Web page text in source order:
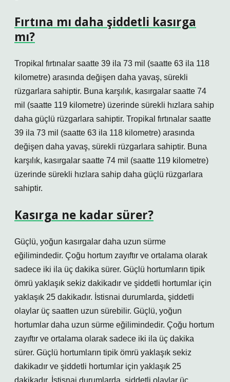
Fırtına mı daha şiddetli kasırga
mı?
Tropikal fırtınalar saatte 39 ila 73 mil (saatte 63 ila 118
kilometre) arasında değişen daha yavaş, sürekli
rüzgarlara sahiptir. Buna karşılık, kasırgalar saatte 74
mil (saatte 119 kilometre) üzerinde sürekli hızlara sahip
daha güçlü rüzgarlara sahiptir. Tropikal fırtınalar saatte
39 ila 73 mil (saatte 63 ila 118 kilometre) arasında
değişen daha yavaş, sürekli rüzgarlara sahiptir. Buna
karşılık, kasırgalar saatte 74 mil (saatte 119 kilometre)
üzerinde sürekli hızlara sahip daha güçlü rüzgarlara
sahiptir.
Kasırga ne kadar sürer?
Güçlü, yoğun kasırgalar daha uzun sürme
eğilimindedir. Çoğu hortum zayıftır ve ortalama olarak
sadece iki ila üç dakika sürer. Güçlü hortumların tipik
ömrü yaklaşık sekiz dakikadır ve şiddetli hortumlar için
yaklaşık 25 dakikadır. İstisnai durumlarda, şiddetli
olaylar üç saatten uzun sürebilir. Güçlü, yoğun
hortumlar daha uzun sürme eğilimindedir. Çoğu hortum
zayıftır ve ortalama olarak sadece iki ila üç dakika
sürer. Güçlü hortumların tipik ömrü yaklaşık sekiz
dakikadır ve şiddetli hortumlar için yaklaşık 25
dakikadır. İstisnai durumlarda, şiddetli olaylar üç